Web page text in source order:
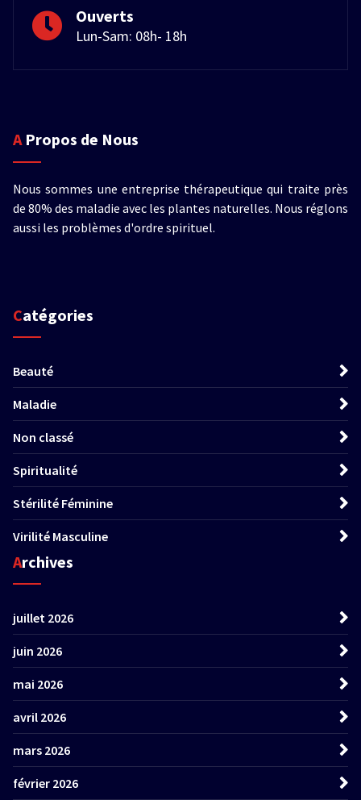
Ouverts
Lun-Sam: 08h- 18h
A Propos de Nous
Nous sommes une entreprise thérapeutique qui traite près
de 80% des maladie avec les plantes naturelles. Nous réglons
aussi les problèmes d'ordre spirituel.
Catégories
Beauté
Maladie
Non classé
Spiritualité
Stérilité Féminine
Virilité Masculine
Archives
juillet 2026
juin 2026
mai 2026
avril 2026
mars 2026
février 2026